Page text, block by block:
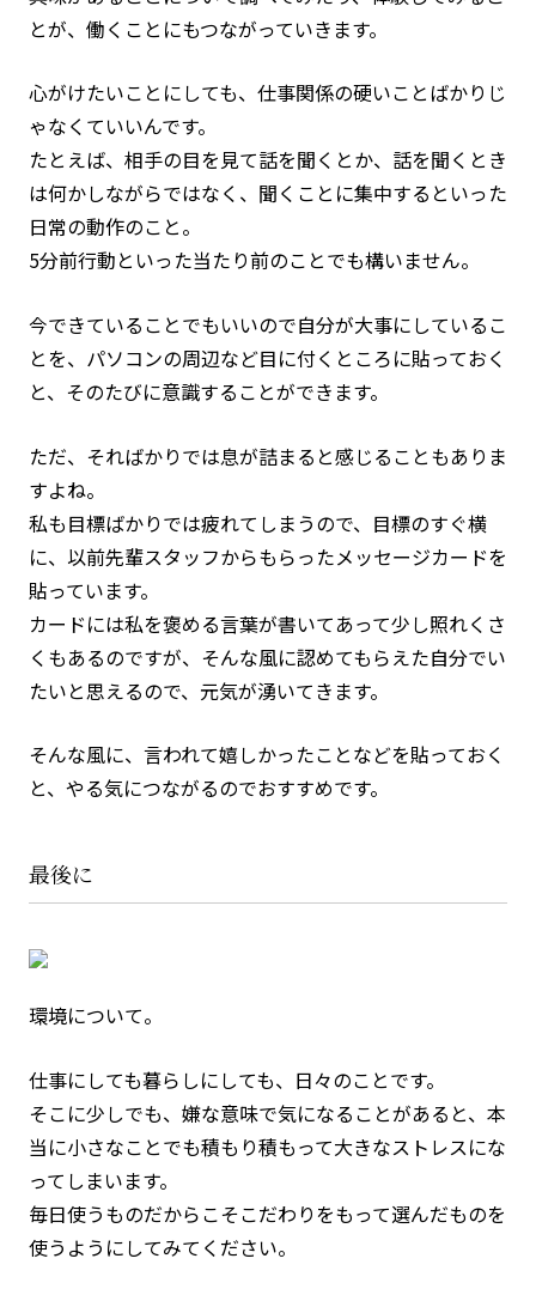
とが、働くことにもつながっていきます。
心がけたいことにしても、仕事関係の硬いことばかりじ
ゃなくていいんです。
たとえば、相手の目を見て話を聞くとか、話を聞くとき
は何かしながらではなく、聞くことに集中するといった
日常の動作のこと。
5分前行動といった当たり前のことでも構いません。
今できていることでもいいので自分が大事にしているこ
とを、パソコンの周辺など目に付くところに貼っておく
と、そのたびに意識することができます。
ただ、そればかりでは息が詰まると感じることもありま
すよね。
私も目標ばかりでは疲れてしまうので、目標のすぐ横
に、以前先輩スタッフからもらったメッセージカードを
貼っています。
カードには私を褒める言葉が書いてあって少し照れくさ
くもあるのですが、そんな風に認めてもらえた自分でい
たいと思えるので、元気が湧いてきます。
そんな風に、言われて嬉しかったことなどを貼っておく
と、やる気につながるのでおすすめです。
最後に
環境について。
仕事にしても暮らしにしても、日々のことです。
そこに少しでも、嫌な意味で気になることがあると、本
当に小さなことでも積もり積もって大きなストレスにな
ってしまいます。
毎日使うものだからこそこだわりをもって選んだものを
使うようにしてみてください。